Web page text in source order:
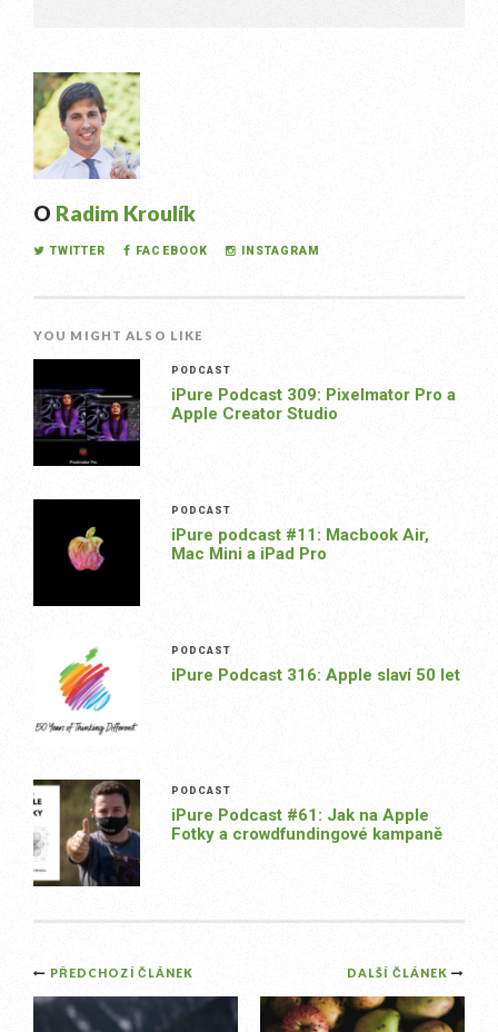
O Radim Kroulík
TWITTER FACEBOOK INSTAGRAM
YOU MIGHT ALSO LIKE
PODCAST
iPure Podcast 309: Pixelmator Pro a
Apple Creator Studio
PODCAST
iPure podcast #11: Macbook Air,
Mac Mini a iPad Pro
PODCAST
iPure Podcast 316: Apple slaví 50 let
PODCAST
iPure Podcast #61: Jak na Apple
Fotky a crowdfundingové kampaně
Post
navigation
DALŠÍ ČLÁNEK
PŘEDCHOZÍ ČLÁNEK